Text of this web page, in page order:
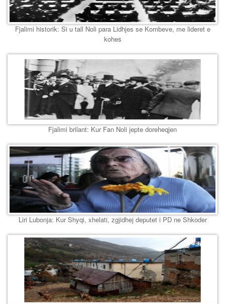
Fjalimi historik: Si u tall Noli para Lidhjes se Kombeve, me lideret e
kohes
Fjalimi brilant: Kur Fan Noli jepte doreheqjen
Liri Lubonja: Kur Shyqi, xhelati, zgjidhej deputet i PD ne Shkoder